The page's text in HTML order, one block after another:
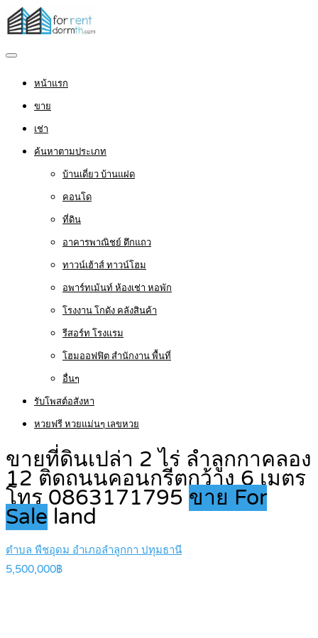
หน้าแรก
ขาย
เช่า
ค้นหาตามประเภท
บ้านเดี่ยว บ้านแฝด
คอนโด
ที่ดิน
อาคารพาณิชย์ ตึกแถว
ทาวน์เฮ้าส์ ทาวน์โฮม
อพาร์ทเม้นท์ ห้องเช่า หอพัก
โรงงาน โกดัง คลังสินค้า
รีสอร์ท โรงแรม
โฮมออฟฟิต สำนักงาน พื้นที่
อื่นๆ
รับโพสต์อสังหา
หวยฟรี หวยแม่นๆ เลขหวย
ขายที่ดินเปล่า 2 ไร่ ลำลูกกาคลอง
12 ติดถนนคอนกรีตกว้าง 6 เมตร
โทร 0863171795 ขาย For
Sale land
ตำบล พืชอุดม อำเภอลำลูกกา ปทุมธานี
5,500,000฿